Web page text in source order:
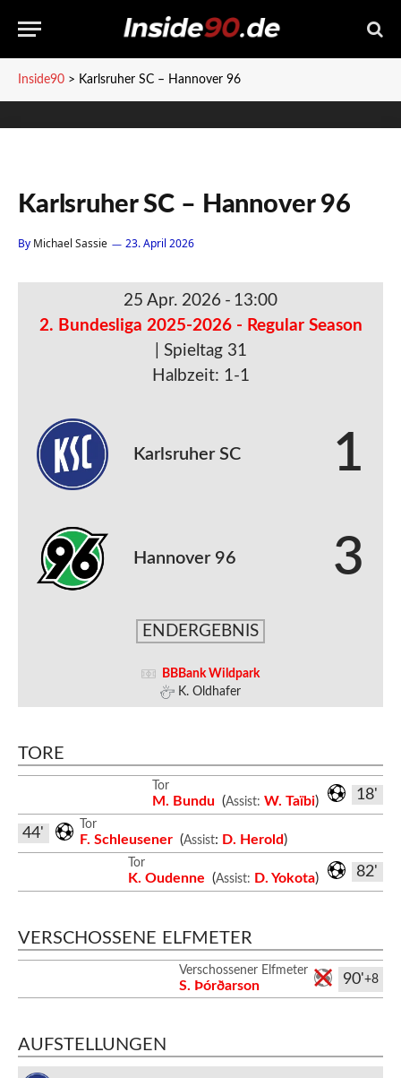
Inside90 > Karlsruher SC – Hannover 96
Karlsruher SC – Hannover 96
By Michael Sassie 23. April 2026
25 Apr. 2026 - 13:00
2. Bundesliga 2025-2026 - Regular Season
| Spieltag 31
Halbzeit: 1-1
Karlsruher SC 1
Hannover 96 3
ENDERGEBNIS
BBBank Wildpark
K. Oldhafer
TORE
18'
Tor
M. Bundu (Assist: W. Taïbi)
Tor
F. Schleusener (Assist: D. Herold)
44'
82'
Tor
K. Oudenne (Assist: D. Yokota)
VERSCHOSSENE ELFMETER
90'+8
Verschossener Elfmeter
S. Þórðarson
AUFSTELLUNGEN